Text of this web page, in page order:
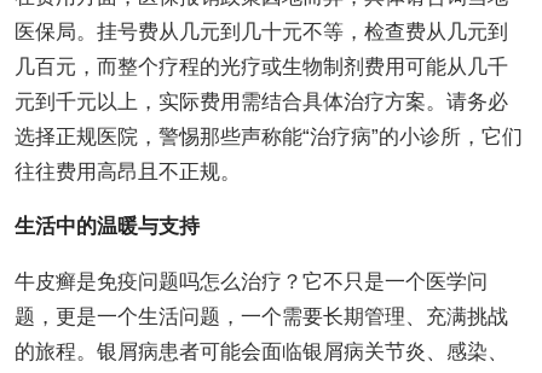
医保局。挂号费从几元到几十元不等，检查费从几元到
几百元，而整个疗程的光疗或生物制剂费用可能从几千
元到千元以上，实际费用需结合具体治疗方案。请务必
选择正规医院，警惕那些声称能“治疗病”的小诊所，它们
往往费用高昂且不正规。
生活中的温暖与支持
牛皮癣是免疫问题吗怎么治疗？它不只是一个医学问
题，更是一个生活问题，一个需要长期管理、充满挑战
的旅程。银屑病患者可能会面临银屑病关节炎、感染、